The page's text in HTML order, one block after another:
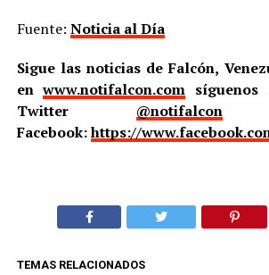
Fuente: Noticia al Día
Sigue las noticias de Falcón,
enwww.notifalcon.com síguenos
Twitter @notifalcony
Facebook:https://
TEMAS RELACIONADOS